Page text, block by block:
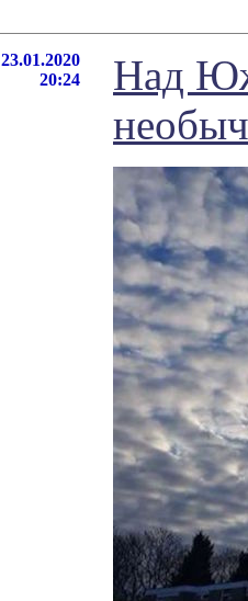
23.01.2020
20:24
Над